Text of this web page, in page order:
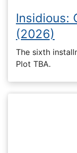
Insidious:
(2026)
The sixth
Plot TBA.